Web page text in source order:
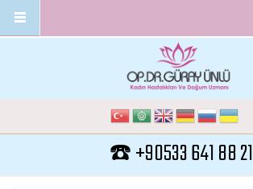
☎️ +90533 641 88 21